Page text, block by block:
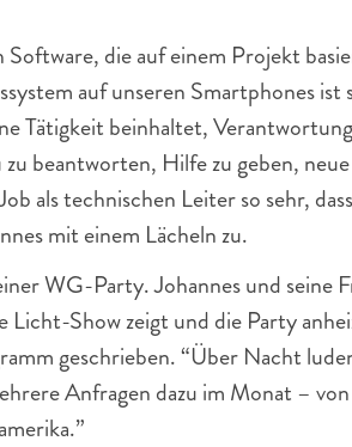
die auf einem Projekt
auf unseren Smartphones ist
Tätigkeit beinhaltet,
beantworten, Hilfe zu geben,
als technischen Leiter so sehr,
mit einem Lächeln zu.
WG-Party. Johannes und seine
Licht-Show zeigt und die Party
geschrieben. “Über Nacht
Anfragen dazu im Monat –